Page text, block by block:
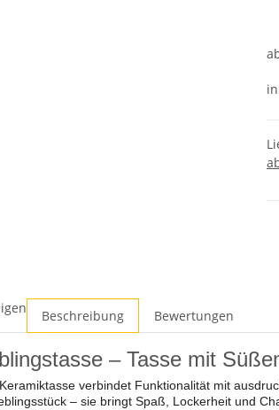
Beschreibung Bewertungen
– Tasse mit
verbindet Funktionalität mit
– sie bringt Spaß, Lockerheit und